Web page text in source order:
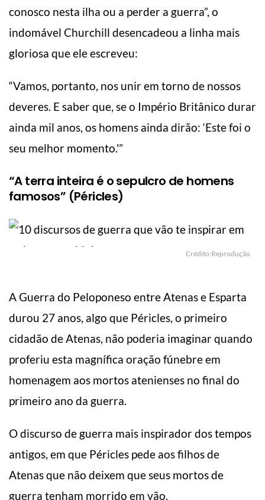
conosco nesta ilha ou a perder a guerra”, o
indomável Churchill desencadeou a linha mais
gloriosa que ele escreveu:
“Vamos, portanto, nos unir em torno de nossos
deveres. E saber que, se o Império Britânico durar
ainda mil anos, os homens ainda dirão: ‘Este foi o
seu melhor momento.'”
“A terra inteira é o sepulcro de homens
famosos” (Péricles)
Crédito:Reprodução
A Guerra do Peloponeso entre Atenas e Esparta
durou 27 anos, algo que Péricles, o primeiro
cidadão de Atenas, não poderia imaginar quando
proferiu esta magnífica oração fúnebre em
homenagem aos mortos atenienses no final do
primeiro ano da guerra.
O discurso de guerra mais inspirador dos tempos
antigos, em que Péricles pede aos filhos de
Atenas que não deixem que seus mortos de
guerra tenham morrido em vão.